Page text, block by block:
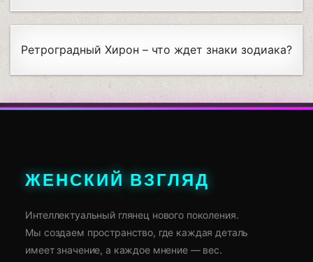
Ретроградный Хирон – что ждет знаки зодиака?
ЖЕНСКИЙ ВЗГЛЯД
Интеллектуальный глянец нового поколения.
Мы создаем пространство, где каждая деталь
имеет значение, а каждое мнение — вес.